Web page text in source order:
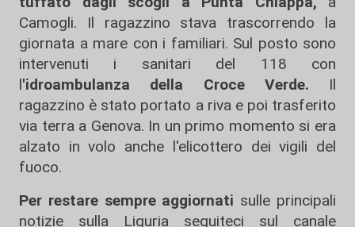
Camogli. Il ragazzino stava trascorrendo la
giornata a mare con i familiari. Sul posto sono
intervenuti i sanitari del 118 con
l'idroambulanza della Croce Verde. Il
ragazzino è stato portato a riva e poi trasferito
via terra a Genova. In un primo momento si era
alzato in volo anche l'elicottero dei vigili del
fuoco.
Per restare sempre aggiornati sulle principali
notizie sulla Liguria seguiteci sul canale